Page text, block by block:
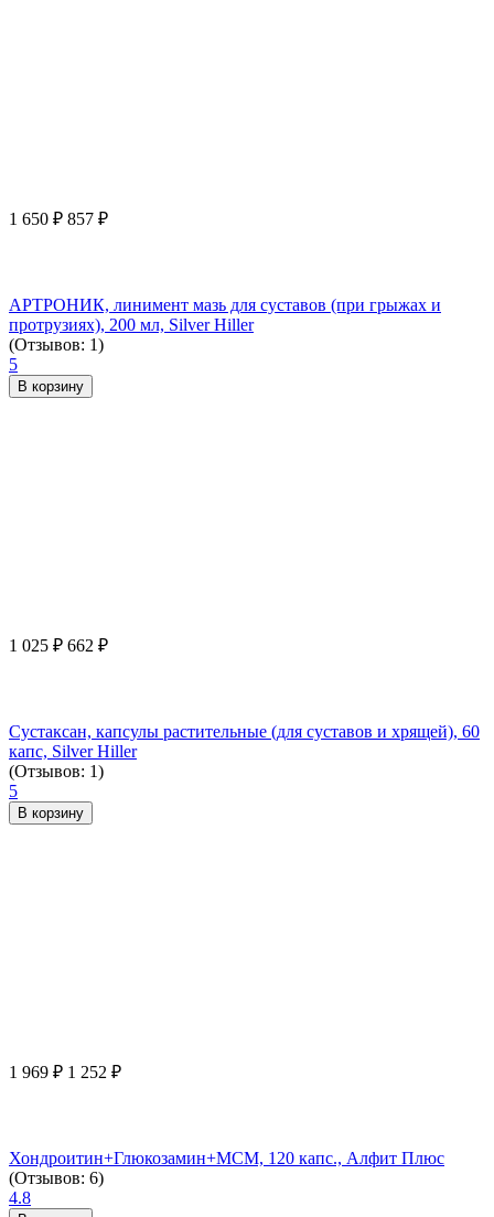
1 650 ₽ 857 ₽
АРТРОНИК, линимент мазь для суставов (при грыжах и
протрузиях), 200 мл, Silver Hiller
(Отзывов: 1)
5
В корзину
1 025 ₽ 662 ₽
Сустаксан, капсулы растительные (для суставов и хрящей), 60
капс, Silver Hiller
(Отзывов: 1)
5
В корзину
1 969 ₽ 1 252 ₽
Хондроитин+Глюкозамин+МСМ, 120 капс., Алфит Плюс
(Отзывов: 6)
4.8